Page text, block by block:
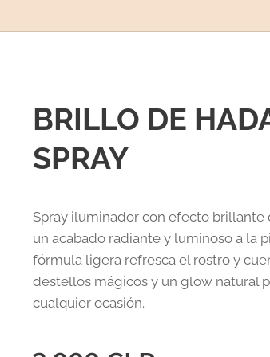
BRILLO DE
SPRAY
Spray iluminador con efecto brillante
un acabado radiante y luminoso a la
fórmula ligera refresca el rostro y
destellos mágicos y un glow natural
cualquier ocasión.